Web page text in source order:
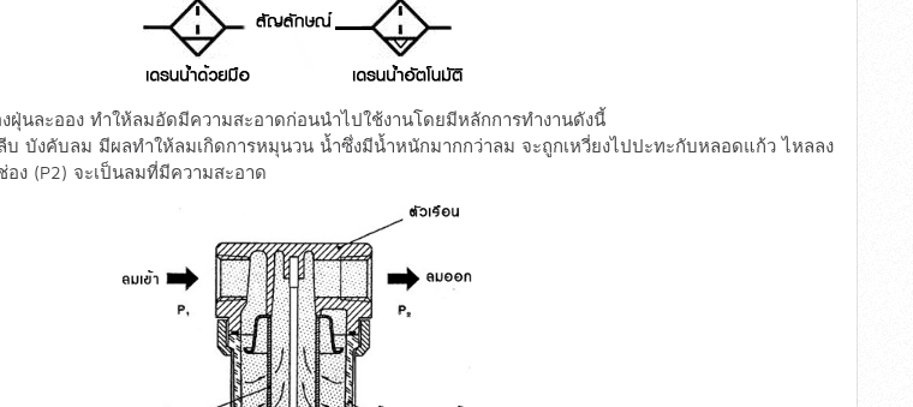
ฝุ่นละออง ทำให้ลมอัดมีความสะอาดก่อนนำไปใช้งานโดยมีหลักการทำงานดังนี้
บ บังคับลม มีผลทำให้ลมเกิดการหมุนวน น้ำซึ่งมีน้ำหนักมากกว่าลม จะถูกเหวี่ยงไปปะทะกับหลอดแก้ว ไหลลง
ง (P2) จะเป็นลมที่มีความสะอาด